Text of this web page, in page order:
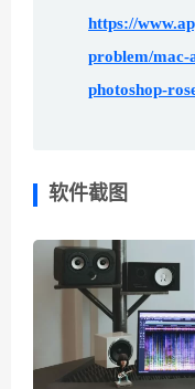
https://
problem/mac-
photoshop-
软件截图